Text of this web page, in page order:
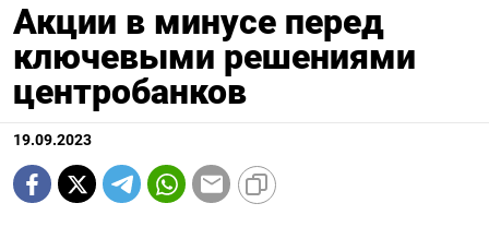
Акции в минусе перед
ключевыми решениями
центробанков
19.09.2023